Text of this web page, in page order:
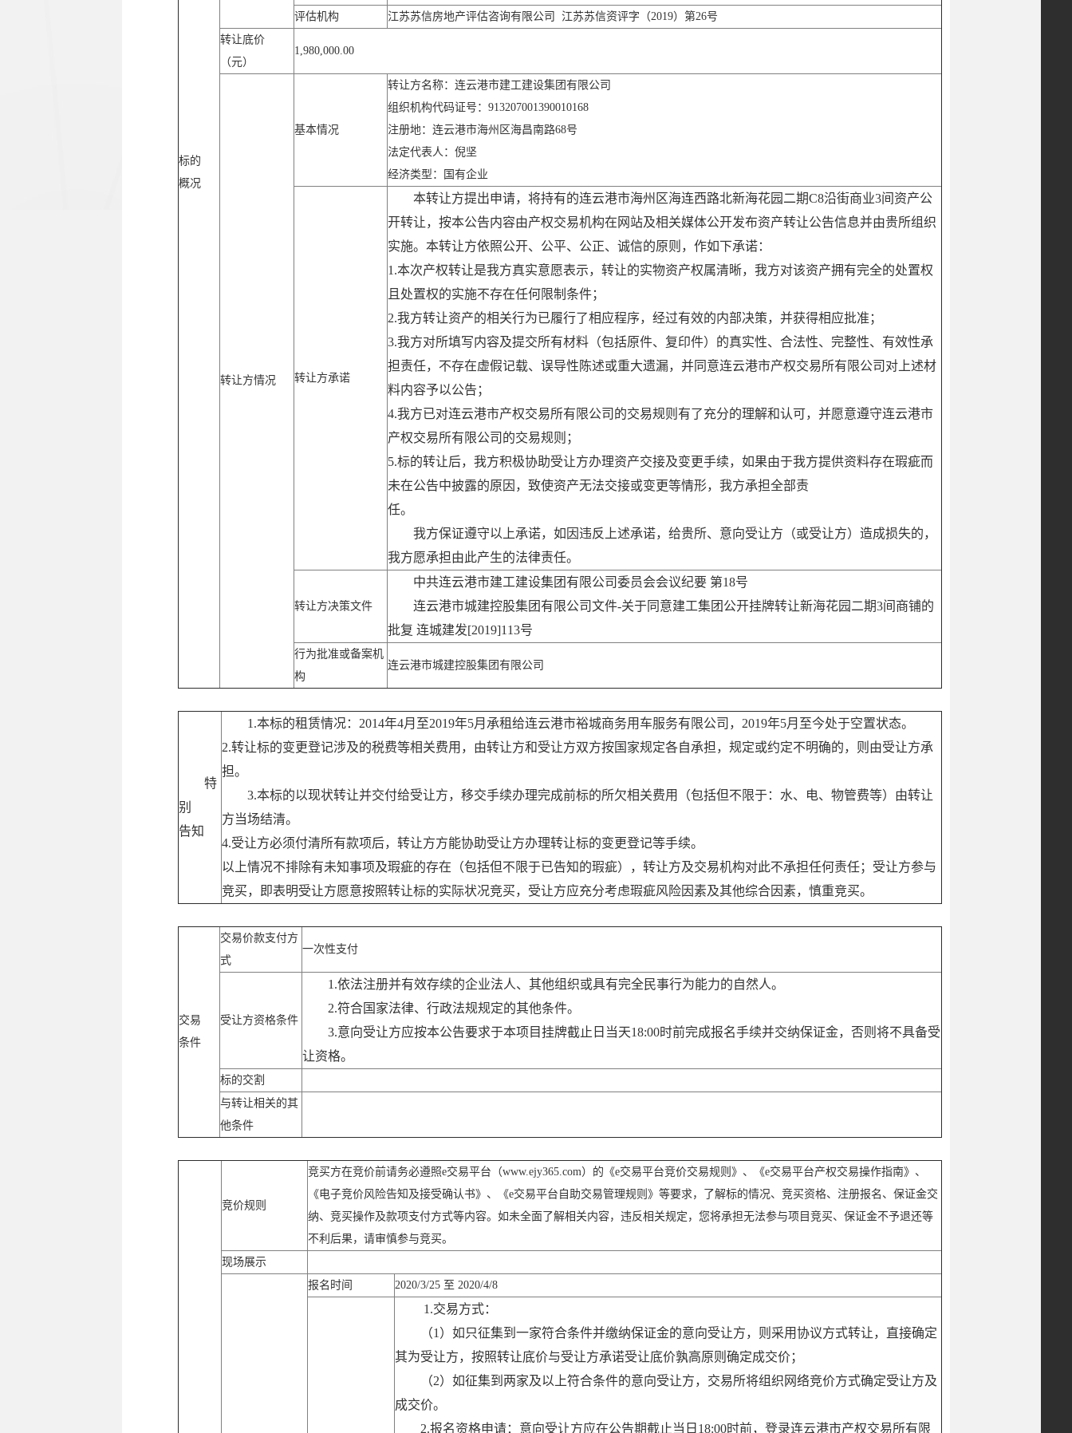
标的
概况
评估机构
江苏苏信房地产评估咨询有限公司 江苏苏信资评字（2019）第26号
转让底价
（元）
1,980,000.00
转让方情况
基本情况
转让方名称：连云港市建工建设集团有限公司
组织机构代码证号：913207001390010168
注册地：连云港市海州区海昌南路68号
法定代表人：倪坚
经济类型：国有企业
转让方承诺
本转让方提出申请，将持有的连云港市海州区海连西路北新海花园二期C8沿街商业3间资产公
开转让，按本公告内容由产权交易机构在网站及相关媒体公开发布资产转让公告信息并由贵所组织
实施。本转让方依照公开、公平、公正、诚信的原则，作如下承诺：
1.本次产权转让是我方真实意愿表示，转让的实物资产权属清晰，我方对该资产拥有完全的处置权
且处置权的实施不存在任何限制条件；
2.我方转让资产的相关行为已履行了相应程序，经过有效的内部决策，并获得相应批准；
3.我方对所填写内容及提交所有材料（包括原件、复印件）的真实性、合法性、完整性、有效性承
担责任，不存在虚假记载、误导性陈述或重大遗漏，并同意连云港市产权交易所有限公司对上述材
料内容予以公告；
4.我方已对连云港市产权交易所有限公司的交易规则有了充分的理解和认可，并愿意遵守连云港市
产权交易所有限公司的交易规则；
5.标的转让后，我方积极协助受让方办理资产交接及变更手续，如果由于我方提供资料存在瑕疵而
未在公告中披露的原因，致使资产无法交接或变更等情形，我方承担全部责
任。
我方保证遵守以上承诺，如因违反上述承诺，给贵所、意向受让方（或受让方）造成损失的，
我方愿承担由此产生的法律责任。
转让方决策文件
中共连云港市建工建设集团有限公司委员会会议纪要 第18号
连云港市城建控股集团有限公司文件-关于同意建工集团公开挂牌转让新海花园二期3间商铺的
批复 连城建发[2019]113号
行为批准或备案机
构
连云港市城建控股集团有限公司
特
别
告知
1.本标的租赁情况：2014年4月至2019年5月承租给连云港市裕城商务用车服务有限公司，2019年5月至今处于空置状态。
2.转让标的变更登记涉及的税费等相关费用，由转让方和受让方双方按国家规定各自承担，规定或约定不明确的，则由受让方承
担。
3.本标的以现状转让并交付给受让方，移交手续办理完成前标的所欠相关费用（包括但不限于：水、电、物管费等）由转让
方当场结清。
4.受让方必须付清所有款项后，转让方方能协助受让方办理转让标的变更登记等手续。
以上情况不排除有未知事项及瑕疵的存在（包括但不限于已告知的瑕疵），转让方及交易机构对此不承担任何责任；受让方参与
竞买，即表明受让方愿意按照转让标的实际状况竞买，受让方应充分考虑瑕疵风险因素及其他综合因素，慎重竞买。
交易
条件
交易价款支付方
式
一次性支付
受让方资格条件
1.依法注册并有效存续的企业法人、其他组织或具有完全民事行为能力的自然人。
2.符合国家法律、行政法规规定的其他条件。
3.意向受让方应按本公告要求于本项目挂牌截止日当天18:00时前完成报名手续并交纳保证金，否则将不具备受
让资格。
标的交割
与转让相关的其
他条件
竞价规则
竞买方在竞价前请务必遵照e交易平台（www.ejy365.com）的《e交易平台竞价交易规则》、《e交易平台产权交易操作指南》、
《电子竞价风险告知及接受确认书》、《e交易平台自助交易管理规则》等要求，了解标的情况、竞买资格、注册报名、保证金交
纳、竞买操作及款项支付方式等内容。如未全面了解相关内容，违反相关规定，您将承担无法参与项目竞买、保证金不予退还等
不利后果，请审慎参与竞买。
现场展示
报名时间
2020/3/25 至 2020/4/8
1.交易方式：
（1）如只征集到一家符合条件并缴纳保证金的意向受让方，则采用协议方式转让，直接确定
其为受让方，按照转让底价与受让方承诺受让底价孰高原则确定成交价；
（2）如征集到两家及以上符合条件的意向受让方，交易所将组织网络竞价方式确定受让方及
成交价。
2.报名资格申请：意向受让方应在公告期截止当日18:00时前，登录连云港市产权交易所有限